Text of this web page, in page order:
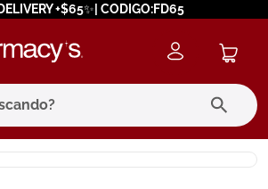
+$65✨| CODIGO:FD65
buscados